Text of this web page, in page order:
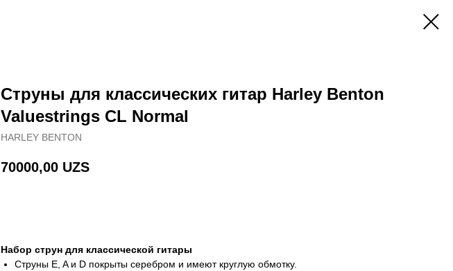
Струны для классических гитар Harley Benton
Valuestrings CL Normal
HARLEY BENTON
70000,00 UZS
Набор струн для классической гитары
Струны E, A и D покрыты серебром и имеют круглую обмотку.